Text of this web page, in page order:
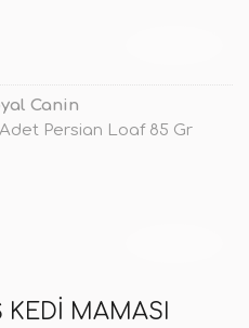
Canin
Adet Persian Loaf 85 Gr
KEDI MAMASI